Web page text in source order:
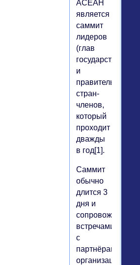
АСЕАН
является
саммит
лидеров
(глав
государств
и
правительств)
стран-
членов,
который
проходит
дважды
в год[1].
Саммит
обычно
длится 3
дня и
сопровождается
встречами
с
партнёрами
организации